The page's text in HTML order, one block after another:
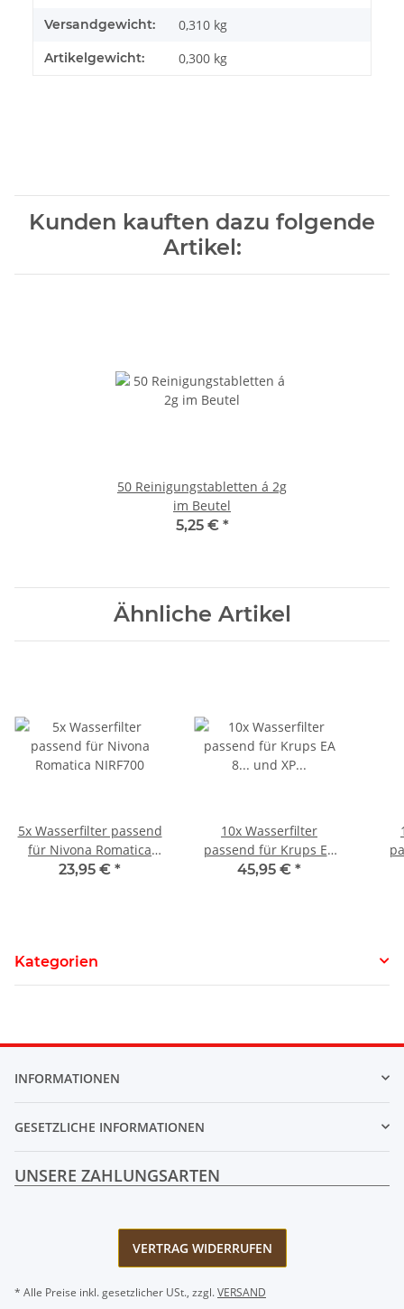
Versandgewicht: 0,310 kg
Artikelgewicht: 0,300 kg
Kunden kauften dazu folgende
Artikel:
50 Reinigungstabletten á 2g
im Beutel
5,25 € *
Ähnliche Artikel
5x Wasserfilter passend
für Nivona Romatica
NIRF700
23,95 € *
10x Wasserfilter
passend für Krups EA
8... und XP schraubbar
45,95 € *
Kategorien
INFORMATIONEN
GESETZLICHE INFORMATIONEN
UNSERE ZAHLUNGSARTEN
VERTRAG WIDERRUFEN
* Alle Preise inkl. gesetzlicher USt., zzgl.VERSAND